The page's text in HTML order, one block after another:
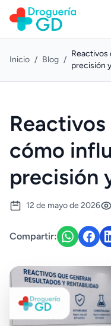
Inicio / Blog /
Reactivos
precisión
cómo
precisión
12 de mayo de 2026
Compartir: